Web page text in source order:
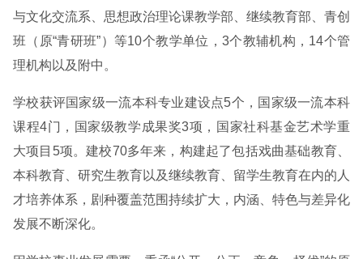
与文化交流系、思想政治理论课教学部、继续教育部、青创
班（原“青研班”）等10个教学单位，3个教辅机构，14个管
理机构以及附中。
学校获评国家级一流本科专业建设点5个，国家级一流本科
课程4门，国家级教学成果奖3项，国家社科基金艺术学重
大项目5项。建校70多年来，构建起了包括戏曲基础教育、
本科教育、研究生教育以及继续教育、留学生教育在内的人
才培养体系，剧种覆盖范围持续扩大，内涵、特色与差异化
发展不断深化。